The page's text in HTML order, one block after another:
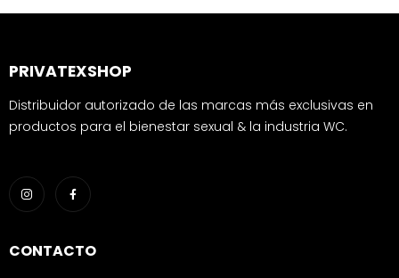
PRIVATEXSHOP
Distribuidor autorizado de las marcas más exclusivas en
productos para el bienestar sexual & la industria WC.
CONTACTO